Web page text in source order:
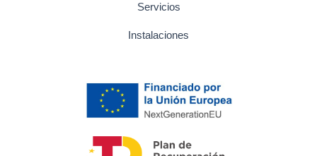
Servicios
Instalaciones